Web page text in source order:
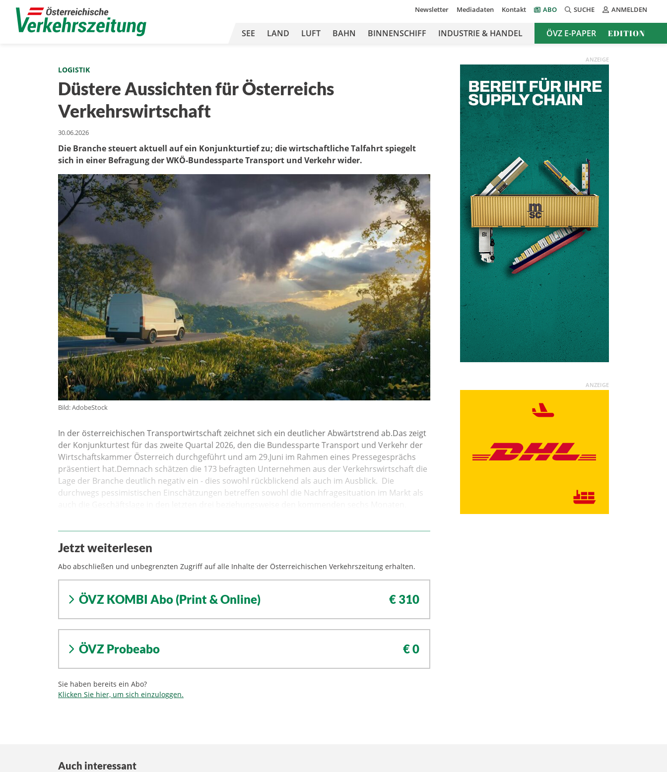
Newsletter Mediadaten Kontakt ABO SUCHE ANMELDEN
SEE LAND LUFT BAHN BINNENSCHIFF INDUSTRIE & HANDEL ÖVZ E-PAPER EDITION
LOGISTIK
Düstere Aussichten für Österreichs
Verkehrswirtschaft
30.06.2026
Die Branche steuert aktuell auf ein Konjunkturtief zu; die wirtschaftliche Talfahrt spiegelt
sich in einer Befragung der WKÖ-Bundessparte Transport und Verkehr wider.
Bild: AdobeStock
In der österreichischen Transportwirtschaft zeichnet sich ein deutlicher Abwärtstrend ab.Das zeigt
der Konjunkturtest für das zweite Quartal 2026, den die Bundessparte Transport und Verkehr der
Wirtschaftskammer Österreich durchgeführt und am 29.Juni im Rahmen eines Pressegesprächs
präsentiert hat.Demnach schätzen die 173 befragten Unternehmen aus der Verkehrswirtschaft die
Lage der Branche deutlich negativ ein - dies sowohl rückblickend als auch im Ausblick. Die
durchwegs pessimistischen Einschätzungen betreffen sowohl die Nachfragesituation im Markt als
Jetzt weiterlesen
Abo abschließen und unbegrenzten Zugriff auf alle Inhalte der Österreichischen Verkehrszeitung erhalten.
ÖVZ KOMBI Abo (Print & Online) € 310
ÖVZ Probeabo € 0
Sie haben bereits ein Abo?
Klicken Sie hier, um sich einzuloggen.
ANZEIGE
ANZEIGE
Auch interessant